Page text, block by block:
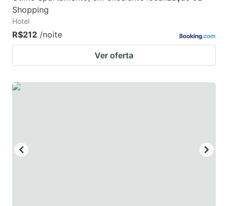
Shopping
Hotel
R$212 /noite
Ver oferta